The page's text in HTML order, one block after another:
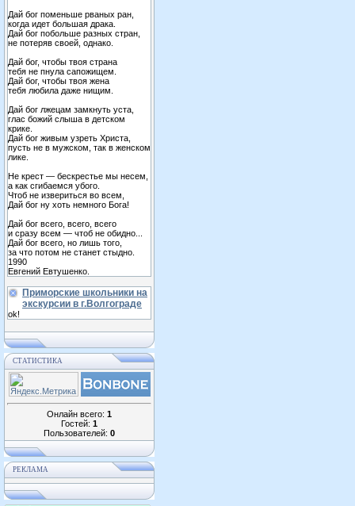
Дай бог поменьше рваных ран,
когда идет большая драка.
Дай бог побольше разных стран,
не потеряв своей, однако.
Дай бог, чтобы твоя страна
тебя не пнула сапожищем.
Дай бог, чтобы твоя жена
тебя любила даже нищим.
Дай бог лжецам замкнуть уста,
глас божий слыша в детском
крике.
Дай бог живым узреть Христа,
пусть не в мужском, так в женском
лике.
Не крест — бескрестье мы несем,
а как сгибаемся убого.
Чтоб не извериться во всем,
Дай бог ну хоть немного Бога!
Дай бог всего, всего, всего
и сразу всем — чтоб не обидно...
Дай бог всего, но лишь того,
за что потом не станет стыдно.
1990
Евгений Евтушенко.
Приморские школьники на
экскурсии в г.Волгограде
ok!
СТАТИСТИКА
Онлайн всего: 1
Гостей: 1
Пользователей: 0
РЕКЛАМА